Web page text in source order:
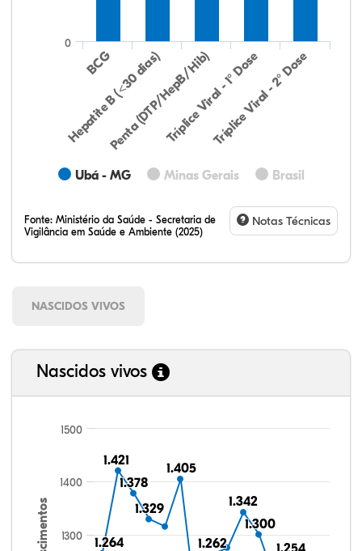
Ubá - MG Minas Gerais Brasil
BCG
Hepatite B (<30 dias)
Penta (DTP/HepB/Hib)Tríplice Viral - 1° Dose
Tríplice Viral - 2° Dose
0
Fonte: Ministério da Saúde - Secretaria de
Vigilância em Saúde e Ambiente (2025)
Notas Técnicas
NASCIDOS VIVOS
Nascidos vivos
Nascimentos 1.264
1.264
1.421
1.421
1.378
1.378
1.329
1.329
1.405
1.405
1.262
1.262
1.342
1.342
1.300
1.300
1300
1400
1500